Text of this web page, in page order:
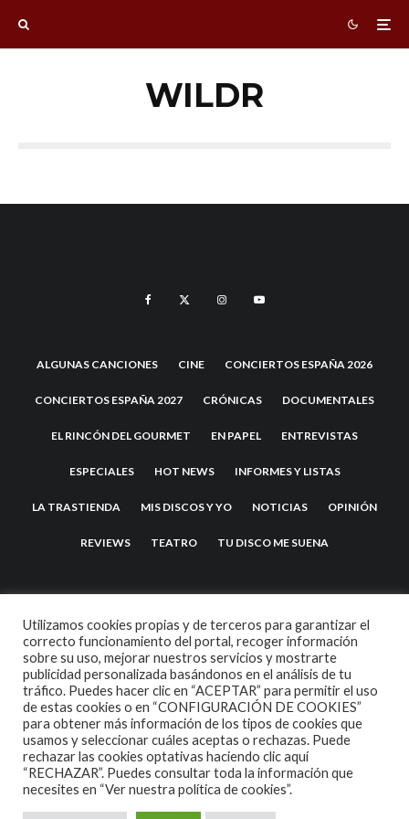
WILDR
ALGUNAS CANCIONES CINE CONCIERTOS ESPAÑA 2026
CONCIERTOS ESPAÑA 2027 CRÓNICAS DOCUMENTALES
EL RINCÓN DEL GOURMET EN PAPEL ENTREVISTAS
ESPECIALES HOT NEWS INFORMES Y LISTAS
LA TRASTIENDA MIS DISCOS Y YO NOTICIAS OPINIÓN
REVIEWS TEATRO TU DISCO ME SUENA
2007 COPYRIGHT -CODETIPITHEME
Utilizamos cookies propias y de terceros para garantizar el
correcto funcionamiento del portal, recoger información
sobre su uso, mejorar nuestros servicios y mostrarte
publicidad personalizada basándonos en el análisis de tu
tráfico. Puedes hacer clic en “ACEPTAR” para permitir el uso
de estas cookies o en “CONFIGURACIÓN DE COOKIES”
para obtener más información de los tipos de cookies que
usamos y seleccionar cuáles aceptas o rechazas. Puede
rechazar las cookies optativas haciendo clic aquí
“RECHAZAR”. Puedes consultar toda la información que
necesites en “Ver nuestra política de cookies”.